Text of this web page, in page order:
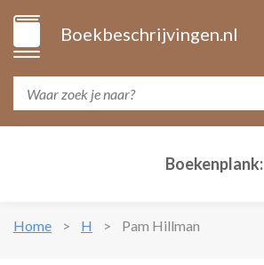
Boekbeschrijvingen.nl
Boekenplank:
Home H Pam Hillman